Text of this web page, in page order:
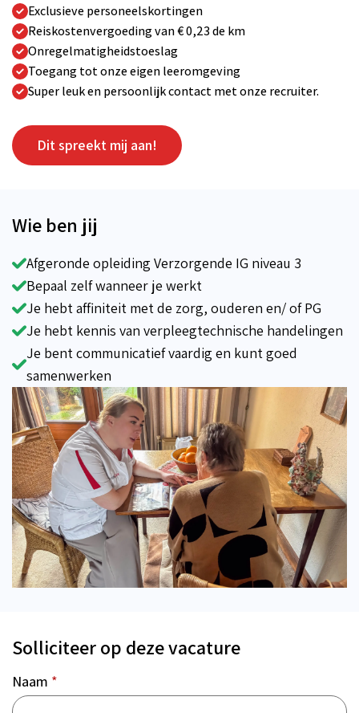
Exclusieve personeelskortingen
Reiskostenvergoeding van € 0,23 de km
Onregelmatigheidstoeslag
Toegang tot onze eigen leeromgeving
Super leuk en persoonlijk contact met onze recruiter.
Dit spreekt mij aan!
Wie ben jij
Afgeronde opleiding Verzorgende IG niveau 3
Bepaal zelf wanneer je werkt
Je hebt affiniteit met de zorg, ouderen en/ of PG
Je hebt kennis van verpleegtechnische handelingen
Je bent communicatief vaardig en kunt goed
samenwerken
Solliciteer op deze vacature
Naam *